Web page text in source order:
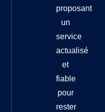
proposant
un
service
actualisé
et
fiable
pour
rester